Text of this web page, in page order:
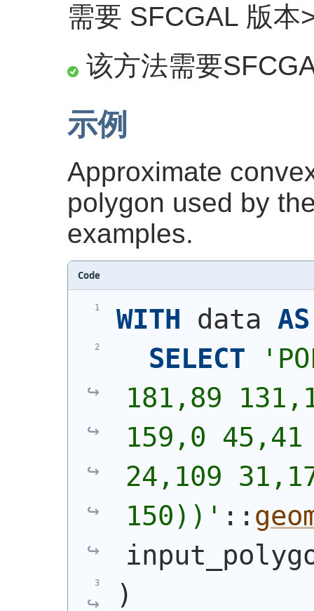
需要 SFCGAL 版本
该方法需要
示例
Approximate
polygon used by
examples.
Code
WITH data AS
SELECT
'
181,89
159,0
24,109
150)) ' ::
)